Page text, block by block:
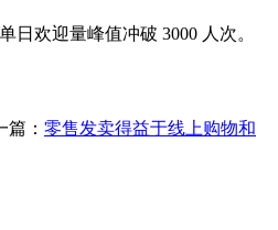
日欢迎量峰值冲破 3000 人次。
篇： 零售发卖得益于线上购物和